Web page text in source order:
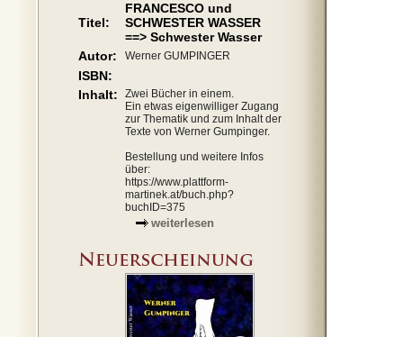
Titel:
FRANCESCO und
SCHWESTER WASSER
==> Schwester Wasser
Autor:
Werner GUMPINGER
ISBN:
Inhalt:
Zwei Bücher in einem.
Ein etwas eigenwilliger Zugang
zur Thematik und zum Inhalt der
Texte von Werner Gumpinger.
Bestellung und weitere Infos
über:
https://www.plattform-
martinek.at/buch.php?
buchID=375
weiterlesen